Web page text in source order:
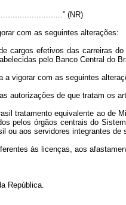
(NR)
com as seguintes alterações:
cargos efetivos das carreiras
pelo Banco Central do
a vigorar com as seguintes
autorizações de que tratam os
tratamento equivalente ao de
pelos órgãos centrais do
ou aos servidores integrantes de
às licenças, aos
República.